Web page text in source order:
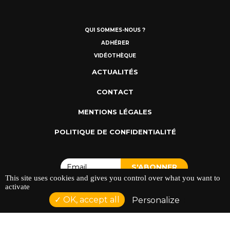
QUI SOMMES-NOUS ?
ADHÉRER
VIDÉOTHÈQUE
ACTUALITÉS
CONTACT
MENTIONS LÉGALES
POLITIQUE DE CONFIDENTIALITÉ
This site uses cookies and gives you control over what you want to
activate
OK, accept all Personalize